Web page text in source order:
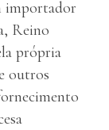
importador
Reino
própria
outros